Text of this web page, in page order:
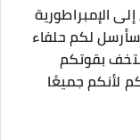
الإمبراطورية
لكم حلفاء
بقوتكم
لأنكم جميعًا